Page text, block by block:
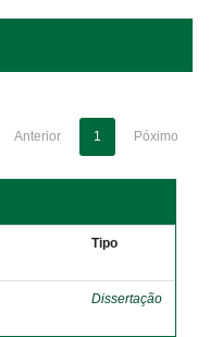
Anterior 1 Póximo
Tipo
Dissertação